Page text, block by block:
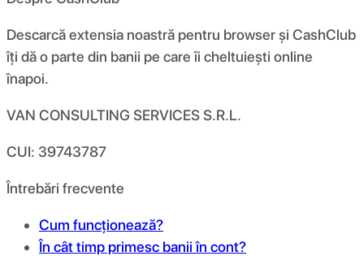
Descarcă extensia noastră pentru browser și CashClub
îți dă o parte din banii pe care îi cheltuiești online
înapoi.
VAN CONSULTING SERVICES S.R.L.
CUI: 39743787
Întrebări frecvente
Cum funcționează?
În cât timp primesc banii în cont?